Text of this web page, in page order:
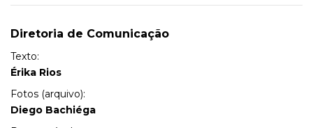
Diretoria de Comunicação
Texto:
Érika Rios
Fotos (arquivo):
Diego Bachiéga